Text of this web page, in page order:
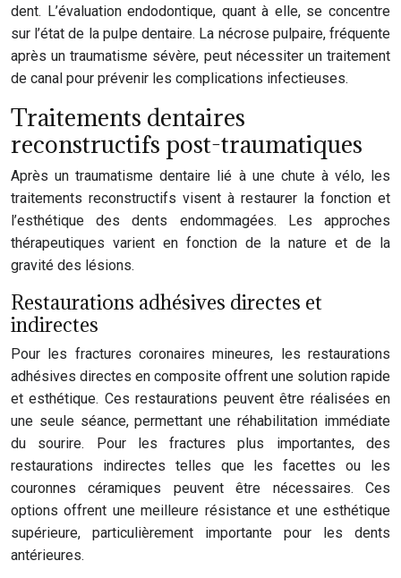
dent. L’évaluation endodontique, quant à elle, se concentre
sur l’état de la pulpe dentaire. La nécrose pulpaire, fréquente
après un traumatisme sévère, peut nécessiter un traitement
de canal pour prévenir les complications infectieuses.
Traitements dentaires
reconstructifs post-traumatiques
Après un traumatisme dentaire lié à une chute à vélo, les
traitements reconstructifs visent à restaurer la fonction et
l’esthétique des dents endommagées. Les approches
thérapeutiques varient en fonction de la nature et de la
gravité des lésions.
Restaurations adhésives directes et
indirectes
Pour les fractures coronaires mineures, les restaurations
adhésives directes en composite offrent une solution rapide
et esthétique. Ces restaurations peuvent être réalisées en
une seule séance, permettant une réhabilitation immédiate
du sourire. Pour les fractures plus importantes, des
restaurations indirectes telles que les facettes ou les
couronnes céramiques peuvent être nécessaires. Ces
options offrent une meilleure résistance et une esthétique
supérieure, particulièrement importante pour les dents
antérieures.